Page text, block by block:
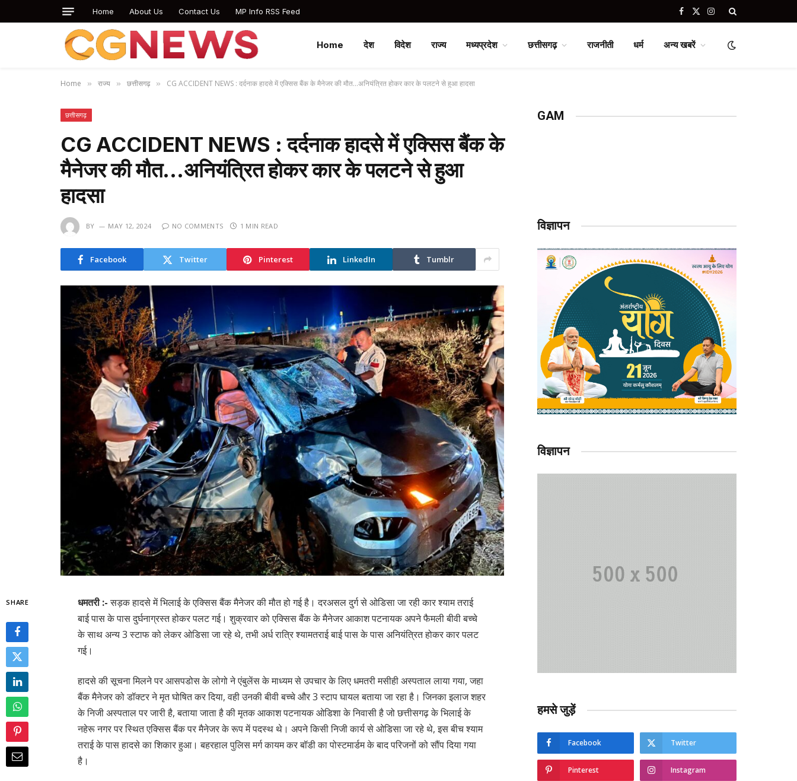
Home About Us Contact Us MP Info RSS Feed Facebook
X
Instagram
Home देश विदेश राज्य मध्यप्रदेश छत्तीसगढ़ राजनीती धर्म अन्य खबरें
Home » राज्य » छत्तीसगढ़ » CG ACCIDENT NEWS : दर्दनाक हादसे में एक्सिस बैंक के मैनेजर की मौत…अनियंत्रित होकर कार के पलटने से हुआ हादसा
छत्तीसगढ़
CG ACCIDENT NEWS : दर्दनाक हादसे में एक्सिस बैंक के
मैनेजर की मौत…अनियंत्रित होकर कार के पलटने से हुआ
हादसा
BY MAY 12, 2024 NO COMMENTS 1 MIN READ
Facebook Twitter Pinterest LinkedIn Tumblr
SHARE धमतरी :-सड़क हादसे में भिलाई के एक्सिस बैंक मैनेजर की मौत हो गई है। दरअसल दुर्ग से ओडिसा जा रही कार श्याम तराई
बाई पास के पास दुर्घनाग्रस्त होकर पलट गई। शुक्रवार को एक्सिस बैंक के मैनेजर आकाश पटनायक अपने फैमली बीवी बच्चे
के साथ अन्य 3 स्टाफ को लेकर ओडिसा जा रहे थे, तभी अर्ध रात्रि श्यामतराई बाई पास के पास अनियंत्रित होकर कार पलट
गई।
हादसे की सूचना मिलने पर आसपडोस के लोगो ने एंबुलेंस के माध्यम से उपचार के लिए धमतरी मसीही अस्पताल लाया गया, जहा
बैंक मैनेजर को डॉक्टर ने मृत घोषित कर दिया, वही उनकी बीवी बच्चे और 3 स्टाप घायल बताया जा रहा है। जिनका इलाज शहर
के निजी अस्पताल पर जारी है, बताया जाता है की मृतक आकाश पटनायक ओडिशा के निवासी है जो छत्तीसगढ़ के भिलाई के
नहेरू नगर पर स्थित एक्सिस बैंक पर मैनेजर के रूप में पदस्थ थे। अपने किसी निजी कार्य से ओडिसा जा रहे थे, इस बीच श्याम
तराई के पास हादसे का शिकार हुआ। बहरहाल पुलिस मर्ग कायम कर बॉडी का पोस्टमार्डम के बाद परिजनों को सौंप दिया गया
है।
GAM
विज्ञापन
विज्ञापन
हमसे जुड़ें
Facebook Twitter
Pinterest Instagram